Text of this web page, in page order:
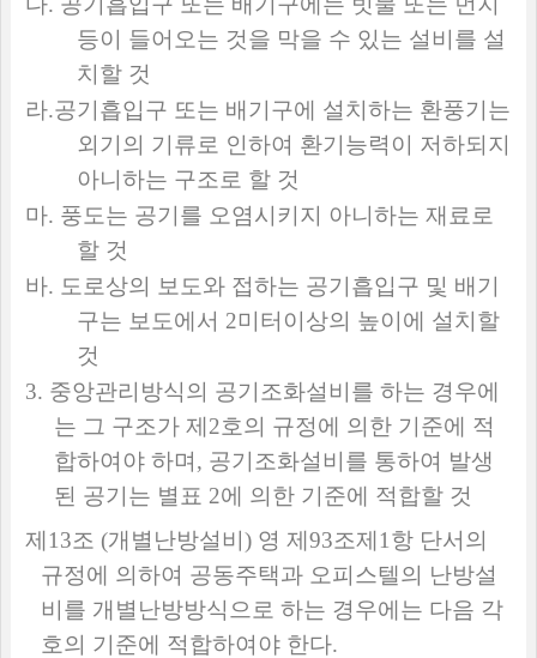
등이 들어오는 것을 막을 수 있는 설비를 설
치할 것
라.공기흡입구 또는 배기구에 설치하는 환풍기는
외기의 기류로 인하여 환기능력이 저하되지
아니하는 구조로 할 것
마. 풍도는 공기를 오염시키지 아니하는 재료로
할 것
바. 도로상의 보도와 접하는 공기흡입구 및 배기
구는 보도에서 2미터이상의 높이에 설치할
것
3. 중앙관리방식의 공기조화설비를 하는 경우에
는 그 구조가 제 2호의 규정에 의한 기준에 적
합하여야 하며 , 공기조화설비를 통하여 발생
된 공기는 별표 2에 의한 기준에 적합할 것
제13조 (개별난방설비) 영 제93조제1 항 단서의
규정에 의하여 공동주택과 오피스텔의 난방설
비를 개별난방방식으로 하는 경우에는 다음 각
호의 기준에 적합하여야 한다.